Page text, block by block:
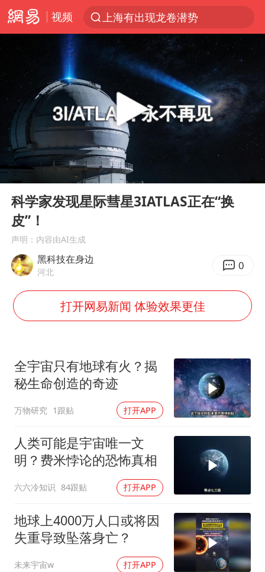
视频
上海有出现龙卷潜势
上半年我国经营主体结构持续优化
王传君 《披荆斩棘》
上海：5号线16号线浦江线全线停运
白海豚预计将在浙江苍南到三门一带登陆
国足U17与阿森纳决赛取消 并列冠军
泰国：高度重视中国游客旅游体验
上海大部迎大暴雨
《龙餐馆》 冲奖
以军士兵把枪口对准中国记者
笔试第一被劝弃考涉事副校长被撤职
白海豚5次眼壁置换
Play
00:00
科学家发现星际彗星3IATLAS正在“换
皮”！
声明：内容由AI生成
黑科技在身边
河北 0
打开网易新闻 体验效果更佳
全宇宙只有地球有火？揭
秘生命创造的奇迹
万物研究 1跟贴 打开APP
人类可能是宇宙唯一文
明？费米悖论的恐怖真相
六六冷知识 84跟贴 打开APP
地球上4000万人口或将因
失重导致坠落身亡？
未来宇宙w 打开APP